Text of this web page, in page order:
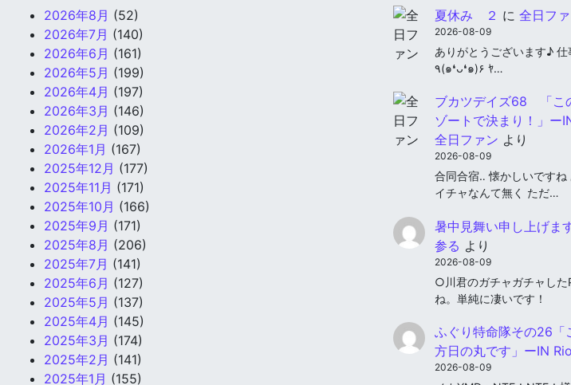
2026年8月 (52)
2026年7月 (140)
2026年6月 (161)
2026年5月 (199)
2026年4月 (197)
2026年3月 (146)
2026年2月 (109)
2026年1月 (167)
2025年12月 (177)
2025年11月 (171)
2025年10月 (166)
2025年9月 (171)
2025年8月 (206)
2025年7月 (141)
2025年6月 (127)
2025年5月 (137)
2025年4月 (145)
2025年3月 (174)
2025年2月 (141)
2025年1月 (155)
夏休み ２ に 全日フ
2026-08-09
ありがとうございます♪
٩(๑❛ᴗ❛๑)۶ ﾔ…
ブカツデイズ68 「こ
ゾートで決まり！」ー
全日ファン より
2026-08-09
合同合宿‥ 懐かしいです
イチャなんて無く ただ…
暑中見舞い申し上げま
参る より
2026-08-09
○川君のガチャガチャした
ね。単純に凄いです！
ふぐり特命隊その26「
方日の丸です」ーIN
2026-08-09